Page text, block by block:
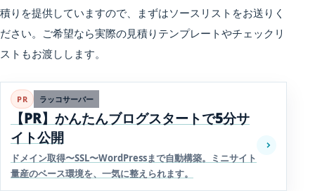
積りを提供していますので、まずはソースリストをお送りく
ださい。ご希望なら実際の見積りテンプレートやチェックリ
ストもお渡しします。
PR ラッコサーバー
【PR】かんたんブログスタートで5分サ
イト公開
ドメイン取得〜SSL〜WordPressまで自動構築。ミニサイト
量産のベース環境を、一気に整えられます。